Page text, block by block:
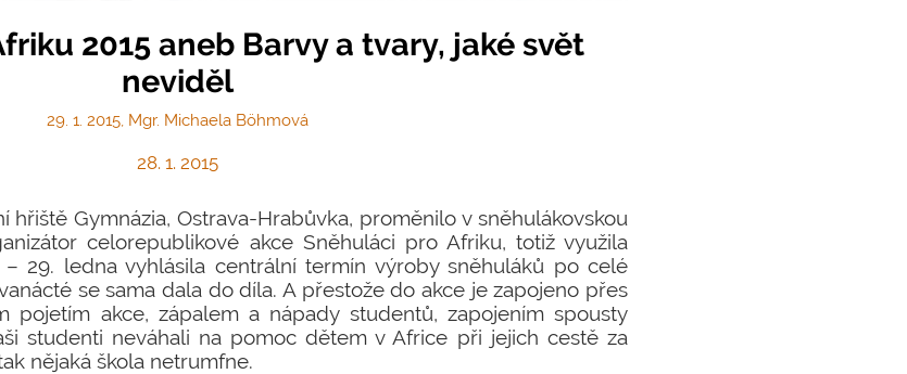
2015 aneb Barvy a tvary, jaké svět
neviděl
29. 1. 2015, Mgr. Michaela Böhmová
28. 1. 2015
hřiště Gymnázia, Ostrava-Hrabůvka, proměnilo v sněhulákovskou
celorepublikové akce Sněhuláci pro Afriku, totiž využila
29. ledna vyhlásila centrální termín výroby sněhuláků po celé
se sama dala do díla. A přestože do akce je zapojeno přes
pojetím akce, zápalem a nápady studentů, zapojením spousty
studenti neváhali na pomoc dětem v Africe při jejich cestě za
nějaká škola netrumfne.